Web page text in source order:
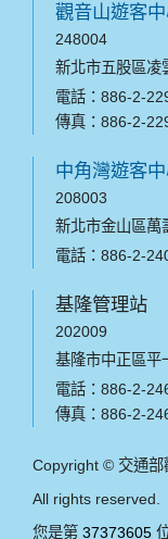
觀音山遊客中
248004
新北市五股區凌
電話：886-2-
傳真：886-2-
中角灣遊客
208003
新北市金山區萬
電話：886-2-
基隆管理站
202009
基隆市中正區平
電話：886-2-
傳真：886-2-
Copyright © 交通部
All rights reserved.
您是第 37373605